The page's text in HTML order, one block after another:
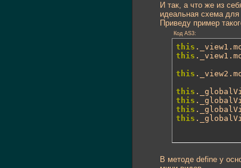
И так, а что же из
идеальная схема для
Приведу пример
Код AS3:
this
this
this
this
this
this
this
В методе define у